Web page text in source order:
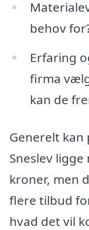
behov
Erfaring
firma
kan de
Generelt
Sneslev
kroner, men
flere tilbud
hvad det vil